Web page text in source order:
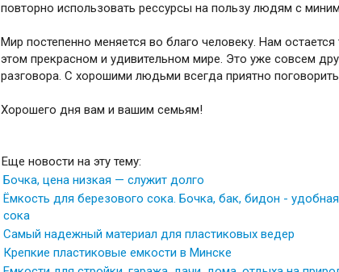
повторно использовать рессурсы на пользу людям с
Мир постепенно меняется во благо человеку. Нам остается
этом прекрасном и удивительном мире. Это уже совсем
разговора. С хорошими людьми всегда приятно
Хорошего дня вам и вашим семьям!
Еще новости на эту тему:
Бочка, цена низкая — служит долго
Ёмкость для березового сока. Бочка, бак, бидон -
сока
Самый надежный материал для пластиковых ведер
Крепкие пластиковые емкости в Минске